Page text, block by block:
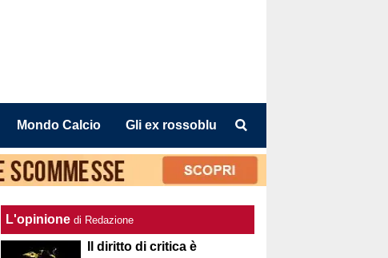
Mondo Calcio Gli ex rossoblu
L'opinione di Redazione
Il diritto di critica è